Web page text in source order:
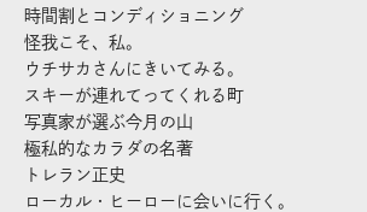
時間割とコンディショニング
怪我こそ、私。
ウチサカさんにきいてみる。
スキーが連れてってくれる町
写真家が選ぶ今月の山
極私的なカラダの名著
トレラン正史
ローカル・ヒーローに会いに行く。